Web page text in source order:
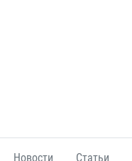
Новости Статьи